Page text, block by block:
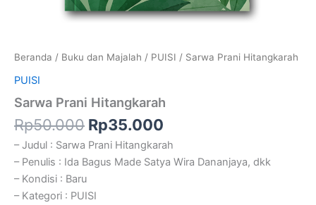
Beranda / Buku dan Majalah / PUISI / Sarwa Prani Hitangkarah
PUISI
Sarwa Prani Hitangkarah
Rp50.000 Rp35.000
– Judul : Sarwa Prani Hitangkarah
– Penulis : Ida Bagus Made Satya Wira Dananjaya, dkk
– Kondisi : Baru
– Kategori : PUISI